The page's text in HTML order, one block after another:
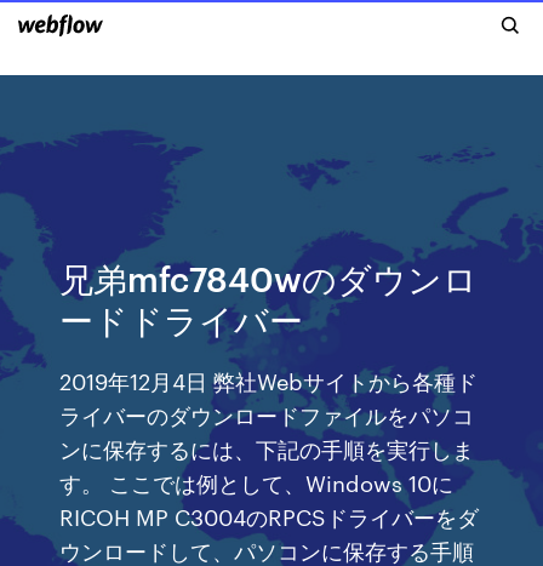
兄弟mfc7840wのダウンロ
ードドライバー
2019年12月4日 弊社Webサイトから各種ド
ライバーのダウンロードファイルをパソコ
ンに保存するには、下記の手順を実行しま
す。 ここでは例として、Windows 10に
RICOH MP C3004のRPCSドライバーをダ
ウンロードして、パソコンに保存する手順